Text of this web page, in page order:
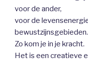
voor de ander,
voor de
bewustzijnsgebieden.
Zo kom je in je kracht.
Het is een creatieve